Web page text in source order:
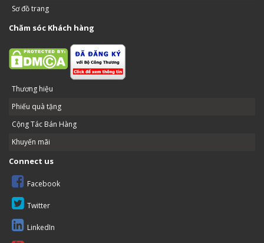
Sơ đồ trang
Chăm sóc Khách hàng
Thương hiệu
Phiếu quà tặng
Cộng Tác Bán Hàng
Khuyến mãi
Connect us
Facebook
Twitter
LinkedIn